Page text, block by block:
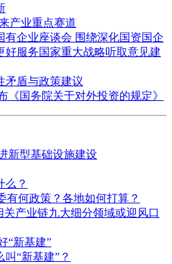
产业重点赛道
有企业座谈会 围绕深化国资国企
好服务国家重大战略听取意见建
矛盾与政策建议
《国务院关于对外投资的规定》
新型基础设施建设
么？
有何政策？各地如何打算？
关产业链九大细分领域或迎风口
“新基建”
“新基建”？